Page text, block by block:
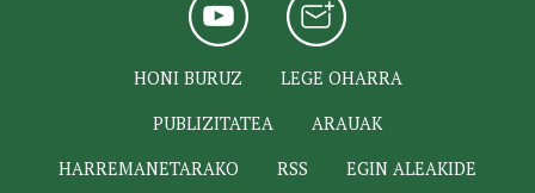
HONI BURUZ
LEGE OHARRA
PUBLIZITATEA
ARAUAK
HARREMANETARAKO
RSS EGIN ALEAKIDE